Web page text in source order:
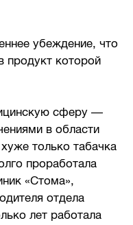
убеждение, что
продукт которой
сферу —
в области
только табачка
проработала
«Стома»,
отдела
лет работала